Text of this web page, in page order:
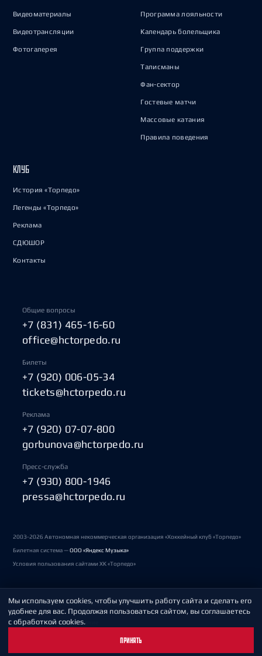
Видеоматериалы
Видеотрансляции
Фотогалерея
Программа лояльности
Календарь болельщика
Группа поддержки
Талисманы
Фан-сектор
Гостевые матчи
Массовые катания
Правила поведения
КЛУБ
История «Торпедо»
Легенды «Торпедо»
Реклама
СДЮШОР
Контакты
Общие вопросы
+7 (831) 465-16-60
office@hctorpedo.ru
Билеты
+7 (920) 006-05-34
tickets@hctorpedo.ru
Реклама
+7 (920) 07-07-800
gorbunova@hctorpedo.ru
Пресс-служба
+7 (930) 800-1946
pressa@hctorpedo.ru
2003-2026 Автономная некоммерческая организация «Хоккейный клуб «Торпедо»
Билетная система —ООО «Яндекс Музыка»
Условия пользования сайтами ХК «Торпедо»
Политика обработки персональных данных
Пользовательское соглашение
Мы используем cookies, чтобы улучшить работу сайта и сделать его
удобнее для вас. Продолжая пользоваться сайтом, вы соглашаетесь
с обработкой cookies.
ПРИНЯТЬ